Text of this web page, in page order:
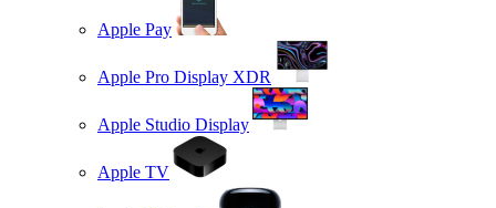
Apple Pay
Apple Pro Display XDR
Apple Studio Display
Apple TV